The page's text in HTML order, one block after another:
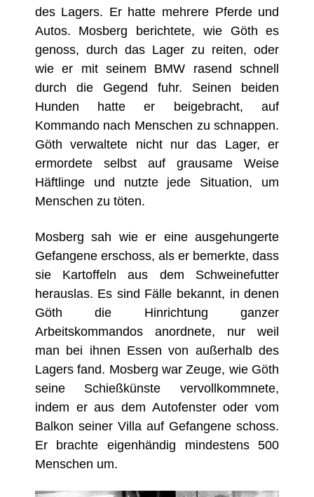
des Lagers. Er hatte mehrere Pferde und
Autos. Mosberg berichtete, wie Göth es
genoss, durch das Lager zu reiten, oder
wie er mit seinem BMW rasend schnell
durch die Gegend fuhr. Seinen beiden
Hunden hatte er beigebracht, auf
Kommando nach Menschen zu schnappen.
Göth verwaltete nicht nur das Lager, er
ermordete selbst auf grausame Weise
Häftlinge und nutzte jede Situation, um
Menschen zu töten.
Mosberg sah wie er eine ausgehungerte
Gefangene erschoss, als er bemerkte, dass
sie Kartoffeln aus dem Schweinefutter
herauslas. Es sind Fälle bekannt, in denen
Göth die Hinrichtung ganzer
Arbeitskommandos anordnete, nur weil
man bei ihnen Essen von außerhalb des
Lagers fand. Mosberg war Zeuge, wie Göth
seine Schießkünste vervollkommnete,
indem er aus dem Autofenster oder vom
Balkon seiner Villa auf Gefangene schoss.
Er brachte eigenhändig mindestens 500
Menschen um.